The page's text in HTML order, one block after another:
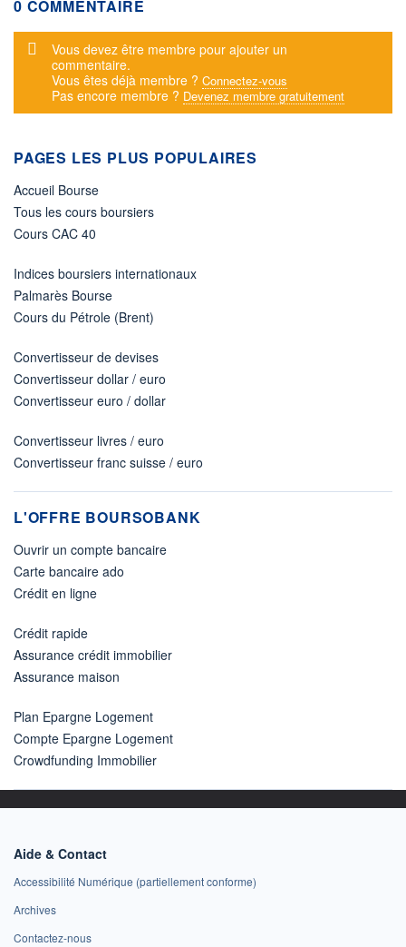
0 COMMENTAIRE
Message d'alerte
Vous devez être membre pour ajouter un
commentaire.
Vous êtes déjà membre ? Connectez-vous
Pas encore membre ? Devenez membre gratuitement
PAGES LES PLUS POPULAIRES
Accueil Bourse
Tous les cours boursiers
Cours CAC 40
Indices boursiers internationaux
Palmarès Bourse
Cours du Pétrole (Brent)
Convertisseur de devises
Convertisseur dollar / euro
Convertisseur euro / dollar
Convertisseur livres / euro
Convertisseur franc suisse / euro
L'OFFRE BOURSOBANK
Ouvrir un compte bancaire
Carte bancaire ado
Crédit en ligne
Crédit rapide
Assurance crédit immobilier
Assurance maison
Plan Epargne Logement
Compte Epargne Logement
Crowdfunding Immobilier
Aide & Contact
Accessibilité Numérique (partiellement conforme)
Archives
Contactez-nous